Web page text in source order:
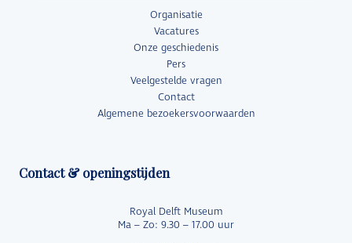
Organisatie
Vacatures
Onze geschiedenis
Pers
Veelgestelde vragen
Contact
Algemene bezoekersvoorwaarden
Contact & openingstijden
Royal Delft Museum
Ma – Zo: 9.30 – 17.00 uur